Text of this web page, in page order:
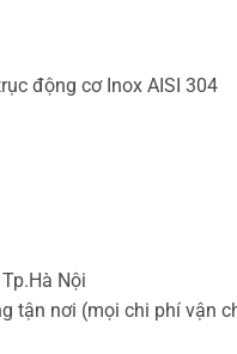
động cơ Inox AISI 304
Nội
tận nơi (mọi chi phí vận